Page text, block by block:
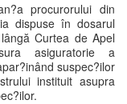
procurorului din
dispuse în dosarul
Curtea de Apel
asiguratorie a
suspec?ilor
instituit asupra